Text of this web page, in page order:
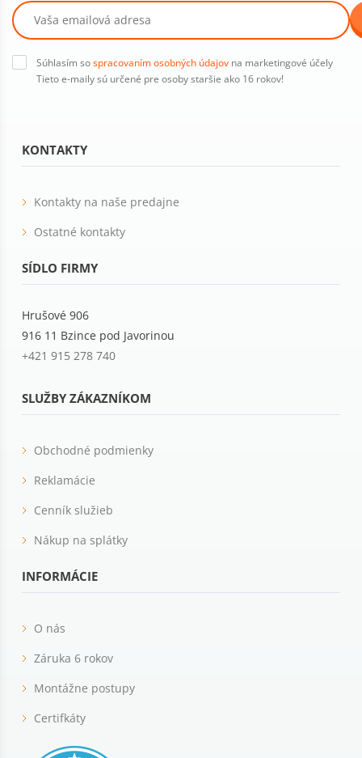
KONTAKTY
Kontakty na naše predajne
Ostatné kontakty
SÍDLO FIRMY
Hrušové 906
916 11 Bzince pod Javorinou
+421 915 278 740
SLUŽBY ZÁKAZNÍKOM
Obchodné podmienky
Reklamácie
Cenník služieb
Nákup na splátky
INFORMÁCIE
O nás
Záruka 6 rokov
Montážne postupy
Certifkáty
Súhlasím sospracovaním osobných údajov na marketingové účely
Tieto e-maily sú určené pre osoby staršie ako 16 rokov!